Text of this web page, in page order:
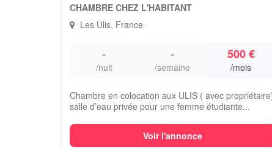
CHAMBRE CHEZ L'HABITANT
Les Ulis, France
-
/nuit
-
/semaine
500 €
/mois
Chambre en colocation aux ULIS ( avec
salle d’eau privée pour une femme étudiante...
Voir l'annonce